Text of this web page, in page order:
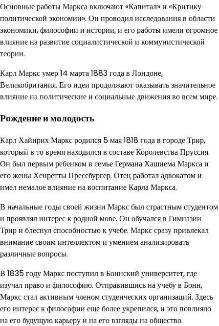
Основные работы Маркса включают «Капитал» и «Критику
политической экономии». Он проводил исследования в области
экономики, философии и истории, и его работы имели огромное
влияние на развитие социалистической и коммунистической
теории.
Карл Маркс умер 14 марта 1883 года в Лондоне,
Великобритания. Его идеи продолжают оказывать значительное
влияние на политические и социальные движения во всем мире.
Рождение и молодость
Карл Хайнрих Маркс родился 5 мая 1818 года в городе Трир,
который в то время находился в составе Королевства Пруссия.
Он был первым ребенком в семье Германа Хашиема Маркса и
его жены Хенретты Прессбургер. Отец работал адвокатом и
имел немалое влияние на воспитание Карла Маркса.
В начальные годы своей жизни Маркс был страстным студентом
и проявлял интерес к родной мове. Он обучался в Гимназии
Трир и блеснул способностью к учебе. Маркс сразу привлекал
внимание своим интеллектом и умением анализировать
различные вопросы.
В 1835 году Маркс поступил в Боннский университет, где
изучал право и философию. Отправившись на учебу в Бонн,
Маркс стал активным членом студенческих организаций. Здесь
его интерес к философии еще более укрепился, и это повлияло
на его будущую карьеру и на его взгляды на общество.